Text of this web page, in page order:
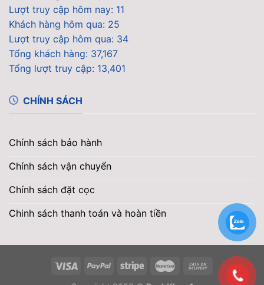
Lượt truy cập hôm nay: 11
Khách hàng hôm qua: 25
Lượt truy cập hôm qua: 34
Tổng khách hàng: 37,167
Tổng lượt truy cập: 13,401
CHÍNH SÁCH
Chính sách bảo hành
Chính sách vận chuyển
Chính sách đặt cọc
Chinh sách thanh toán và hoàn tiền